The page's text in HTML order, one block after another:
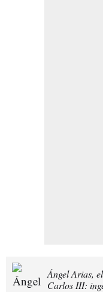
Ángel Arias,
Carlos III: